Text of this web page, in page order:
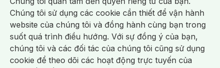
Sản Phẩm Chăm Sóc Khác /Bàn Chải Đánh Răng /Bàn Chải Điện/
Hỗ Trợ Trắng Răng/Kem Đánh Răng /Máy Tăm Nước/ Nước Súc Miệng/
Tăm / Chỉ Nha Khoa/ Xịt Thơm Miệng / Dung Dịch Vệ Sinh/Dưỡng Vùng Kín/
Khăn Ướt Vệ Sinh Vùng Kín/Băng Vệ Sinh/Tampon/Bọt Cạo Râu /Dao Cạo Râu/
Máy Cạo Râu
Vấn Đề Về Da
Da Dầu / Lỗ Chân Lông To/ Da Khô / Mất Nước/ Da Lão Hóa/ Da Mụn/
Da Nhạy Cảm / Kích Ứng
Da Xỉn Màu Thâm / Nám / Tàn Nhang
Quầng Thâm & Bọng Mắt /Sẹo /Viêm Da Cơ Địa
Chúng tôi sử dụng các cookie cần thiết để vận hành
website của chúng tôi và đồng hành cùng bạn trong
suốt quá trình điều hướng. Với sự đồng ý của bạn,
chúng tôi và các đối tác của chúng tôi cũng sử dụng
cookie để theo dõi các hoạt động trực tuyến của